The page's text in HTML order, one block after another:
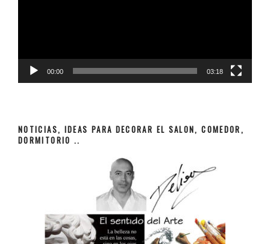
00:00 03:18
NOTICIAS, IDEAS PARA DECORAR EL SALON, COMEDOR,
DORMITORIO ..